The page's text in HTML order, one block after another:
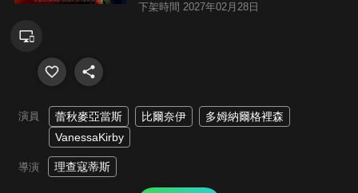
下架時間 2027年02月28日
演員 蕾秋麥亞當斯 比爾奈伊
多姆納爾格裡森
VanessaKirby
導演 理查寇蒂斯